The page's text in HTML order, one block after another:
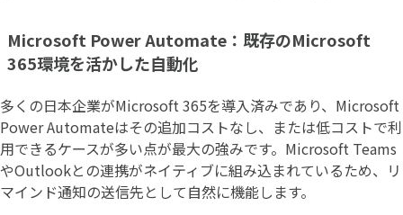
Microsoft Power Automate：既存のMicrosoft
365環境を活かした自動化
多くの日本企業がMicrosoft 365を導入済みであり、Microsoft
Power Automateはその追加コストなし、または低コストで利
用できるケースが多い点が最大の強みです。Microsoft Teams
やOutlookとの連携がネイティブに組み込まれているため、リ
マインド通知の送信先として自然に機能します。